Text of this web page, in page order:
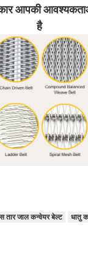
आपकी
है
तार जाल कन्वेयर बेल्ट धातु